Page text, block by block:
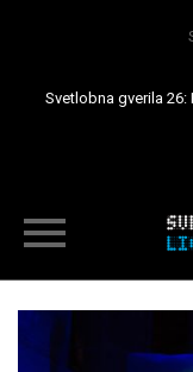
Svetlobna gverila
content